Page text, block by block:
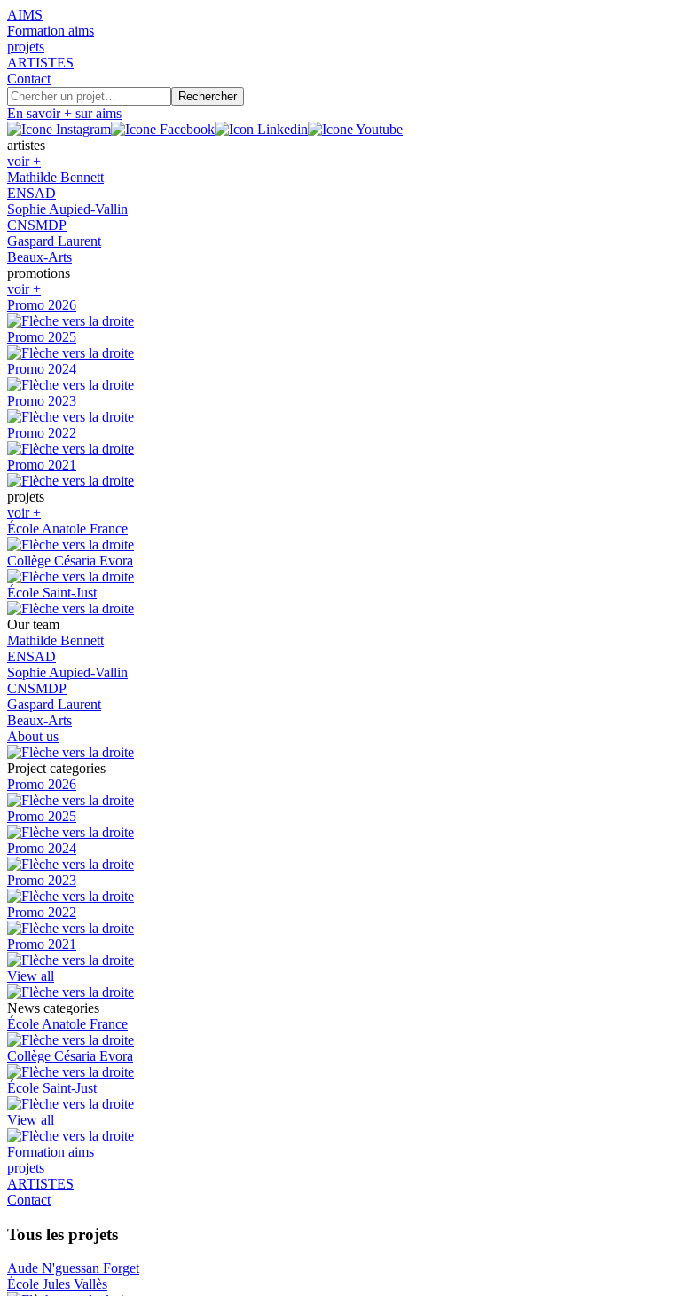
AIMS
Formation aims
projets
ARTISTES
Contact
En savoir + sur aims
artistes
voir +
Mathilde Bennett
ENSAD
Sophie Aupied-Vallin
CNSMDP
Gaspard Laurent
Beaux-Arts
promotions
voir +
Promo 2026
Promo 2025
Promo 2024
Promo 2023
Promo 2022
Promo 2021
projets
voir +
École Anatole France
Collège Césaria Evora
École Saint-Just
Our team
Mathilde Bennett
ENSAD
Sophie Aupied-Vallin
CNSMDP
Gaspard Laurent
Beaux-Arts
About us
Project categories
Promo 2026
Promo 2025
Promo 2024
Promo 2023
Promo 2022
Promo 2021
View all
News categories
École Anatole France
Collège Césaria Evora
École Saint-Just
View all
Formation aims
projets
ARTISTES
Contact
Tous les projets
Aude N'guessan Forget
École Jules Vallès